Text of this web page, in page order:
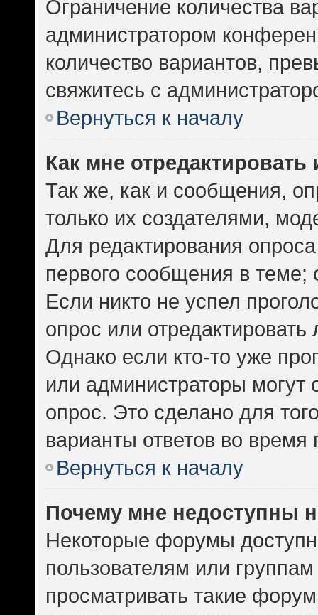
Ограничение количества
администратором
количество вариантов,
свяжитесь с
Вернуться к началу
Как мне
Так же, как и сообщения,
только их создателями,
Для редактирования
первого сообщения в теме;
Если никто не успел
опрос или
Однако если кто-то уже
или администраторы могут
опрос. Это сделано для
варианты ответов во время
Вернуться к началу
Почему мне недоступны
Некоторые форумы
пользователям или
просматривать такие